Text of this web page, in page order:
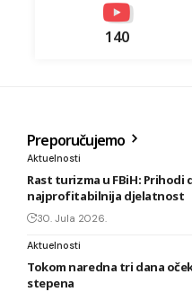
140
Preporučujemo
Aktuelnosti
Rast turizma u FBiH: Prihodi
najprofitabilnija djelatnost
30. Jula 2026.
Aktuelnosti
Tokom naredna tri dana
stepena